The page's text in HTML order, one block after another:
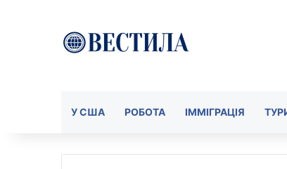
У США РОБОТА ІММІГРАЦІЯ